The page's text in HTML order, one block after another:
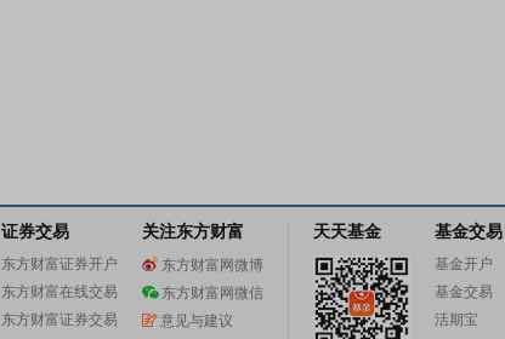
证券交易
东方财富证券开户
东方财富在线交易
东方财富证券交易
关注东方财富
东方财富网微博
东方财富网微信
意见与建议
天天基金 基金交易
基金开户
基金交易
活期宝